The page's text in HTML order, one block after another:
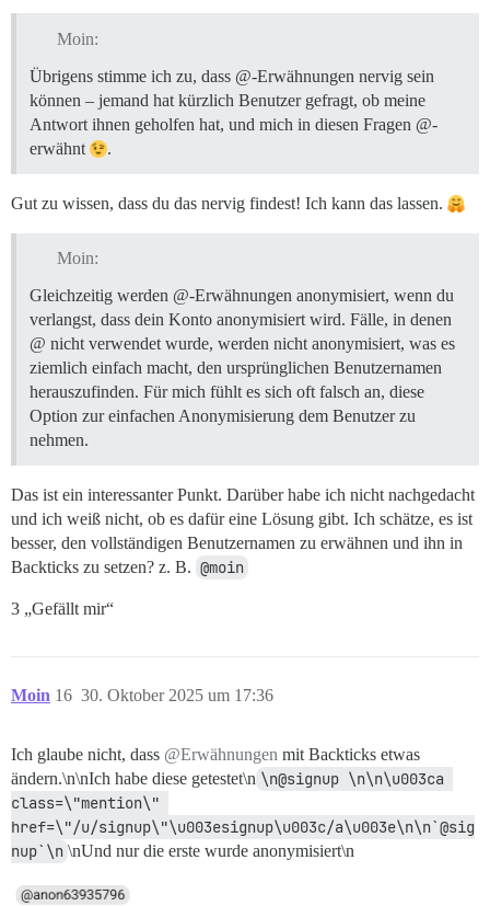
Moin:
Übrigens stimme ich zu, dass @-Erwähnungen nervig sein
können – jemand hat kürzlich Benutzer gefragt, ob meine
Antwort ihnen geholfen hat, und mich in diesen Fragen @-
erwähnt
.
Gut zu wissen, dass du das nervig findest! Ich kann das lassen.
Moin:
Gleichzeitig werden @-Erwähnungen anonymisiert, wenn du
verlangst, dass dein Konto anonymisiert wird. Fälle, in denen
@ nicht verwendet wurde, werden nicht anonymisiert, was es
ziemlich einfach macht, den ursprünglichen Benutzernamen
herauszufinden. Für mich fühlt es sich oft falsch an, diese
Option zur einfachen Anonymisierung dem Benutzer zu
nehmen.
Das ist ein interessanter Punkt. Darüber habe ich nicht nachgedacht
und ich weiß nicht, ob es dafür eine Lösung gibt. Ich schätze, es ist
besser, den vollständigen Benutzernamen zu erwähnen und ihn in
Backticks zu setzen? z. B. @moin
3 „Gefällt mir“
Moin 30. Oktober 2025 um 17:36
16
Ich glaube nicht, dass @Erwähnungen mit Backticks etwas
ändern.\n\nIch habe diese getestet\n \n@signup \n\n\u003ca
class=\"mention\"
href=\"/u/signup\"\u003esignup\u003c/a\u003e\n\n`@sig
nup`\n \nUnd nur die erste wurde anonymisiert\n